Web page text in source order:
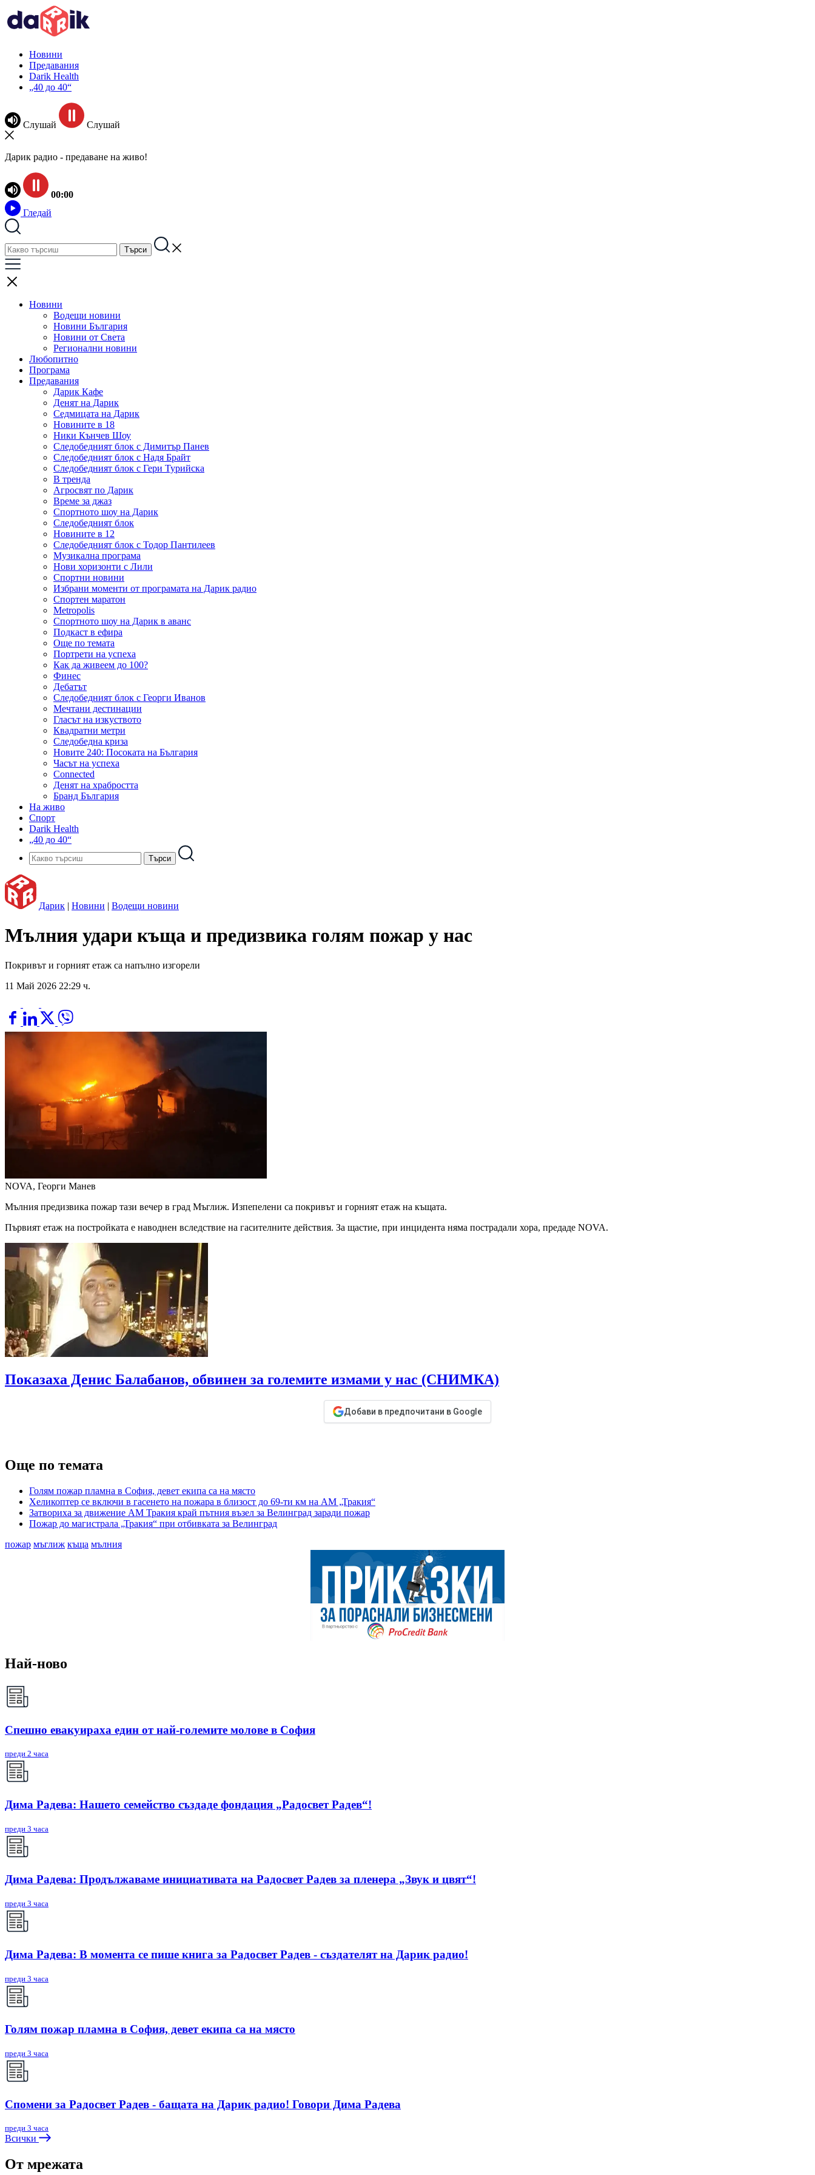
Новини
Предавания
Darik Health
„40 до 40“
Слушай Слушай
Дарик радио - предаване на живо!
00:00
Гледай
Новини
Водещи новини
Новини България
Новини от Света
Регионални новини
Любопитно
Програма
Предавания
Дарик Кафе
Денят на Дарик
Седмицата на Дарик
Новините в 18
Ники Кънчев Шоу
Следобедният блок с Димитър Панев
Следобедният блок с Надя Брайт
Следобедният блок с Гери Турийска
В тренда
Агросвят по Дарик
Време за джаз
Спортното шоу на Дарик
Следобедният блок
Новините в 12
Следобедният блок с Тодор Пантилеев
Музикална програма
Нови хоризонти с Лили
Спортни новини
Избрани моменти от програмата на Дарик радио
Спортен маратон
Metropolis
Спортното шоу на Дарик в аванс
Подкаст в ефира
Още по темата
Портрети на успеха
Как да живеем до 100?
Финес
Дебатът
Следобедният блок с Георги Иванов
Мечтани дестинации
Гласът на изкуството
Квадратни метри
Следобедна криза
Новите 240: Посоката на България
Часът на успеха
Connected
Денят на храбростта
Бранд България
На живо
Спорт
Darik Health
„40 до 40“
Дарик | Новини | Водещи новини
Мълния удари къща и предизвика голям пожар у нас
Покривът и горният етаж са напълно изгорели
11 Май 2026 22:29 ч.
NOVA, Георги Манев
Мълния предизвика пожар тази вечер в град Мъглиж. Изпепелени са покривът и горният етаж на къщата.
Първият етаж на постройката е наводнен вследствие на гасителните действия. За щастие, при инцидента няма пострадали хора, предаде NOVA.
Показаха Денис Балабанов, обвинен за големите измами у нас (СНИМКА)
Добави в предпочитани в Google
Още по темата
Голям пожар пламна в София, девет екипа са на място
Хеликоптер се включи в гасенето на пожара в близост до 69-ти км на АМ „Тракия“
Затвориха за движение АМ Тракия край пътния възел за Велинград заради пожар
Пожар до магистрала „Тракия“ при отбивката за Велинград
пожар мъглиж къща мълния
Най-ново
Спешно евакуираха един от най-големите молове в София
преди 2 часа
Дима Радева: Нашето семейство създаде фондация „Радосвет Радев“!
преди 3 часа
Дима Радева: Продължаваме инициативата на Радосвет Радев за пленера „Звук и цвят“!
преди 3 часа
Дима Радева: В момента се пише книга за Радосвет Радев - създателят на Дарик радио!
преди 3 часа
Голям пожар пламна в София, девет екипа са на място
преди 3 часа
Спомени за Радосвет Радев - бащата на Дарик радио! Говори Дима Радева
преди 3 часа
Всички
От мрежата